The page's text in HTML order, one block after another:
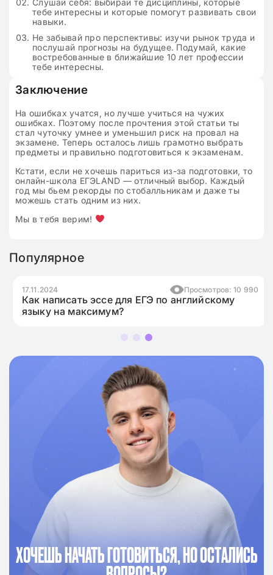
Слушай себя: выбирай те дисциплины, которые
тебе интересны и которые помогут развивать свои
навыки.
Не забывай про перспективы: изучи рынок труда и
послушай прогнозы на будущее. Подумай, какие
востребованные в ближайшие 10 лет профессии
тебе интересны.
Заключение
На ошибках учатся, но лучше учиться на чужих
ошибках. Поэтому после прочтения этой статьи ты
стал чуточку умнее и уменьшил риск на провал на
экзамене. Теперь осталось лишь грамотно выбрать
предметы и правильно подготовиться к экзаменам.
Кстати, если не хочешь париться из-за подготовки, то
онлайн-школа ЕГЭLAND — отличный выбор. Каждый
год мы бьем рекорды по стобалльникам и даже ты
можешь стать одним из них.
Мы в тебя верим!
ХОЧЕШЬ НАЧАТЬ ГОТОВИТЬСЯ, НО ОСТАЛИСЬ
Популярное
17.11.2024 Просмотров: 10 990
Как написать эссе для ЕГЭ по английскому
языку на максимум?